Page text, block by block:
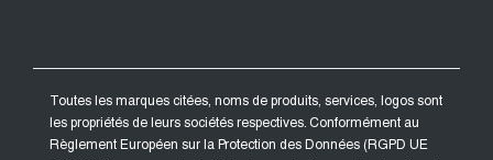
Toutes les marques citées, noms de produits, services, logos sont
les propriétés de leurs sociétés respectives. Conformément au
Règlement Européen sur la Protection des Données (RGPD UE